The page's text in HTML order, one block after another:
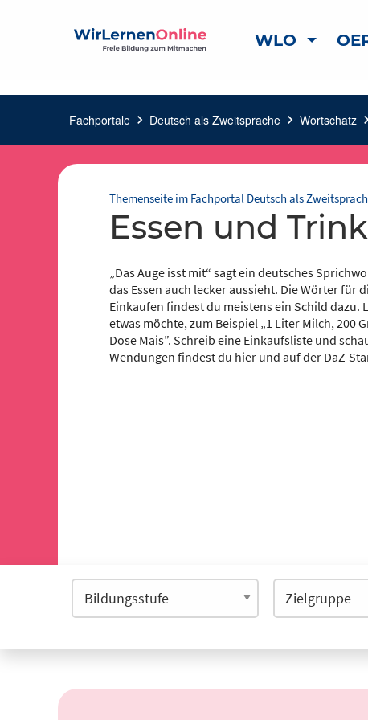
WLO
Fachportale chevron_right Deutsch als Zweitsprache chevron_right Wortschatz chevron_right
Themenseite im Fachportal Deutsch als
Essen und
„Das Auge isst mit“ sagt ein deutsches
das Essen auch lecker aussieht. Die Wörter
Einkaufen findest du meistens ein Schild dazu.
etwas möchte, zum Beispiel „1 Liter Milch, 200
Dose Mais”. Schreib eine Einkaufsliste und
Wendungen findest du hier und auf der DaZ-